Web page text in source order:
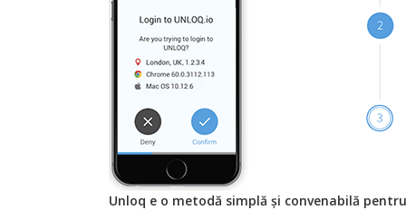
Unloq e o metodă simplă și convenabilă